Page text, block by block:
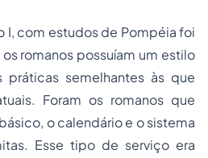
I, com estudos de Pompéia foi
romanos possuíam um estilo
semelhantes às que
Foram os romanos que
o calendário e o sistema
Esse tipo de serviço era